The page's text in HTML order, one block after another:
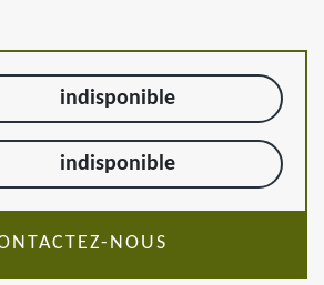
indisponible
indisponible
NOUS